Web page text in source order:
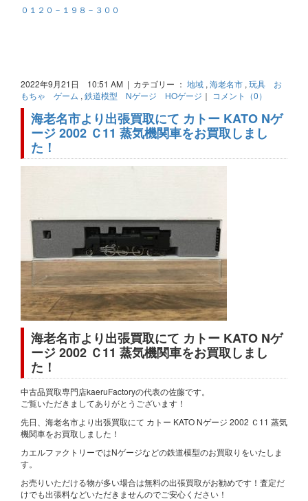
０１２０－１９８－３００
2022年9月21日 10:51 AM | カテゴリー ： 地域 , 海老名市 , 玩具 お
もちゃ ゲーム , 鉄道模型 Nゲージ HOゲージ ｜ コメント（0）
海老名市より出張買取にて カトー KATO Nゲ
ージ 2002 Ｃ11 蒸気機関車をお買取しまし
た！
海老名市より出張買取にて カトー KATO Nゲ
ージ 2002 Ｃ11 蒸気機関車をお買取しまし
た！
中古品買取専門店kaeruFactoryの代表の佐藤です。
ご覧いただきましてありがとうございます！
先日、海老名市より出張買取にて カトー KATO Nゲージ 2002 Ｃ11 蒸気
機関車をお買取しました！
カエルファクトリーではNゲージなどの鉄道模型のお買取りをいたしま
す。
お売りいただける物が多い場合は無料の出張買取がお勧めです！査定だ
けでも出張料などいただきませんのでご安心ください！